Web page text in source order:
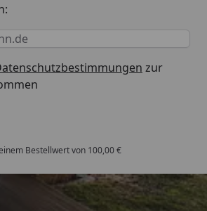
zur
Bestellwert von 100,00 €